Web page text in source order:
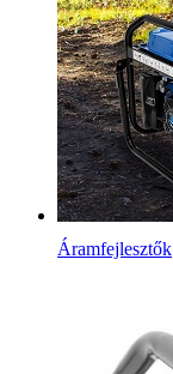
Áramfejlesztők